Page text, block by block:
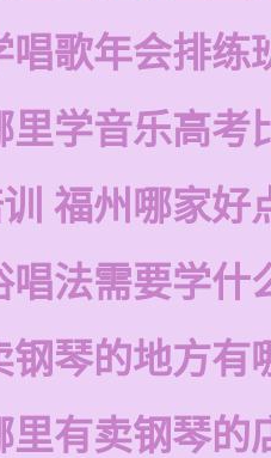
唱歌年会排练
里学音乐高考
福州哪家好
唱法需要学什
钢琴的地方有
里有卖钢琴的